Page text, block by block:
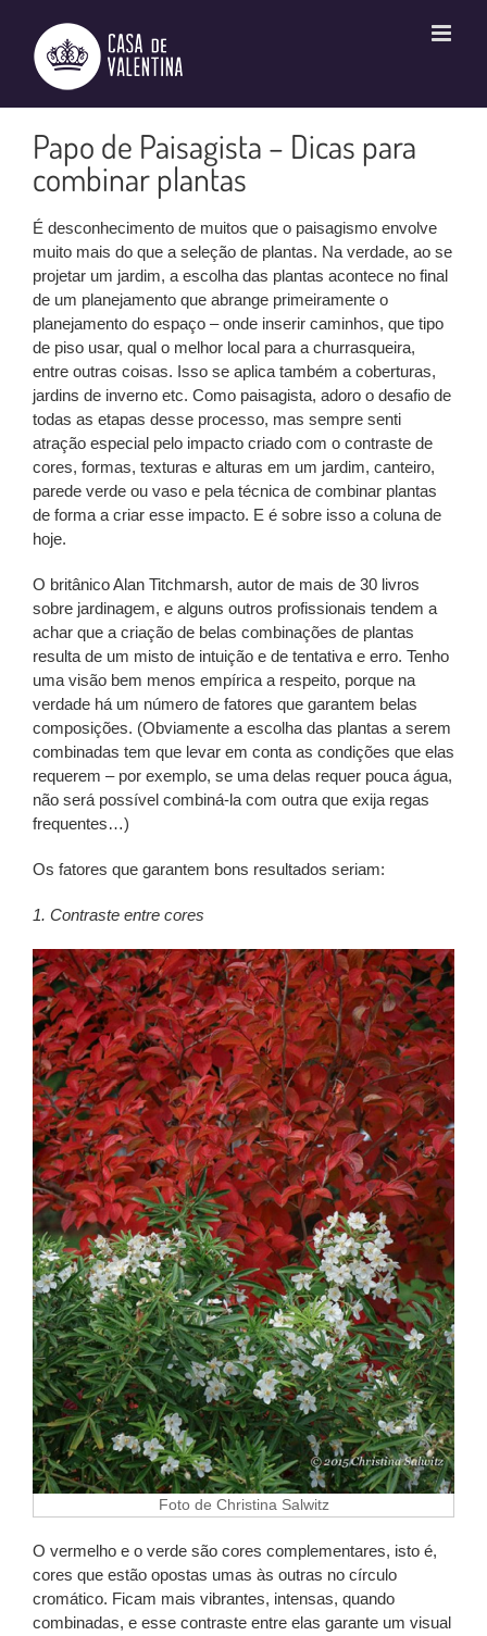
conteúdo
Papo de Paisagista – Dicas para
combinar plantas
É desconhecimento de muitos que o paisagismo envolve
muito mais do que a seleção de plantas. Na verdade, ao se
projetar um jardim, a escolha das plantas acontece no final
de um planejamento que abrange primeiramente o
planejamento do espaço – onde inserir caminhos, que tipo
de piso usar, qual o melhor local para a churrasqueira,
entre outras coisas. Isso se aplica também a coberturas,
jardins de inverno etc. Como paisagista, adoro o desafio de
todas as etapas desse processo, mas sempre senti
atração especial pelo impacto criado com o contraste de
cores, formas, texturas e alturas em um jardim, canteiro,
parede verde ou vaso e pela técnica de combinar plantas
de forma a criar esse impacto. E é sobre isso a coluna de
hoje.
O britânico Alan Titchmarsh, autor de mais de 30 livros
sobre jardinagem, e alguns outros profissionais tendem a
achar que a criação de belas combinações de plantas
resulta de um misto de intuição e de tentativa e erro. Tenho
uma visão bem menos empírica a respeito, porque na
verdade há um número de fatores que garantem belas
composições. (Obviamente a escolha das plantas a serem
combinadas tem que levar em conta as condições que elas
requerem – por exemplo, se uma delas requer pouca água,
não será possível combiná-la com outra que exija regas
frequentes…)
Os fatores que garantem bons resultados seriam:
1. Contraste entre cores
Foto de Christina Salwitz
O vermelho e o verde são cores complementares, isto é,
cores que estão opostas umas às outras no círculo
cromático. Ficam mais vibrantes, intensas, quando
combinadas, e esse contraste entre elas garante um visual